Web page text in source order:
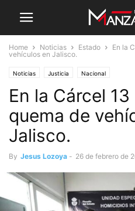
Home Noticias Estado
En la
vehículos en Jalisco.
Noticias Justicia Nacional
En la Cárcel
quema de
Jalisco.
By Jesus Lozoya - 26 de febrero de